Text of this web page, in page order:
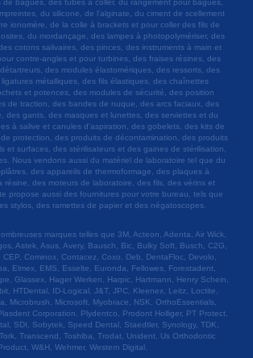
de bagues, des tubes à coller, du rangement pour bagues,
du silicone, de l'alginate, du ciment de scellement
ionomère, de la colle à brackets et pour coller des fils de
du mordançage, des lampes à photopolymériser, des
cotons salivaires, des pinces, des instruments à main et
contre-angles et pour turbines, des fraises résines, des
des modules élastomériques, des ressorts, des
métalliques, des fils élastiques, des chaînettes
et potences, des modules de sécurité, des position
de traction, des bandes de nuque, des arcs faciaux, des
des gants, des masques et lunettes, des serviettes et du
à salive et canules d'aspiration, des gobelets, des kits de
protection, des produits de décontamination, des produits
et surfaces, des stérilisateurs et des gaines de stérilisation,
Nous vendons aussi du matériel de laboratoire tel que du
des appareils de thermoformage, des plaques à
résine, des moteurs de laboratoire, des fils, des vérins et
propose aussi des fournitures pour votre bureau, tels que
stylos, des ramettes de papier et des négatoscopes.
marques telles que 3M, Acteon, Adenta, Air Wick,
Astek, Asus, Avery, Bausch, Bic, Bulky Soft, Busch, C2G,
Cominox, Contacez, Coxo, Deb, DentaFloc, Devolo,
Elmex, EMS, Esselte, Euronda, Fellowes, Forestadent,
Glassex, Hager Werken, Harpic, Hartmann, Henry Schein,
HTDental, ID-Logical, J&T, JPC, Kleenex, Leitz, Loctite,
Microbrush, Microsoft, Myobrace, NSK, OrthoEssentials,
Corporation, Plydentco, Prodont Holliger, PT Protect,
SDI, Sobytek, Speed Dental, Staedtler, Synology, TDK,
Transcend, Toshiba, Trodat, Unident, Us Orthodontic
W&H, Wehmer, Western Digital.